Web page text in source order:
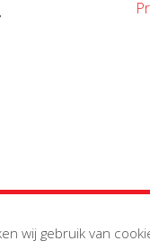
wij gebruik van